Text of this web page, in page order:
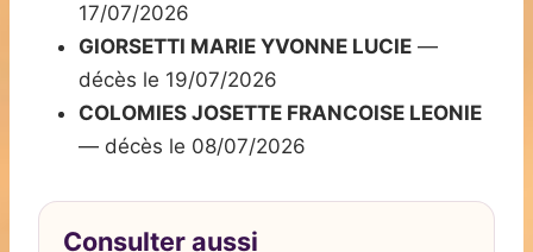
17/07/2026
GIORSETTI MARIE YVONNE LUCIE —
décès le 19/07/2026
COLOMIES JOSETTE FRANCOISE LEONIE
— décès le 08/07/2026
Consulter aussi